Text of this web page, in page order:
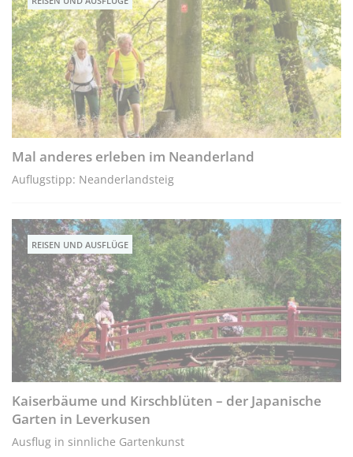
Mal anderes erleben im Neanderland
Auflugstipp: Neanderlandsteig
REISEN UND AUSFLÜGE
Kaiserbäume und Kirschblüten – der Japanische
Garten in Leverkusen
Ausflug in sinnliche Gartenkunst